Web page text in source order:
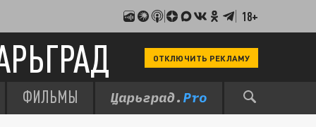
18+
ОТКЛЮЧИТЬ РЕКЛАМУ
ФИЛЬМЫ